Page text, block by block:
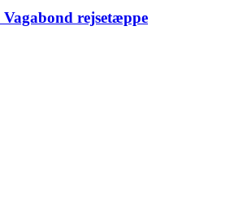
rejsetæppe